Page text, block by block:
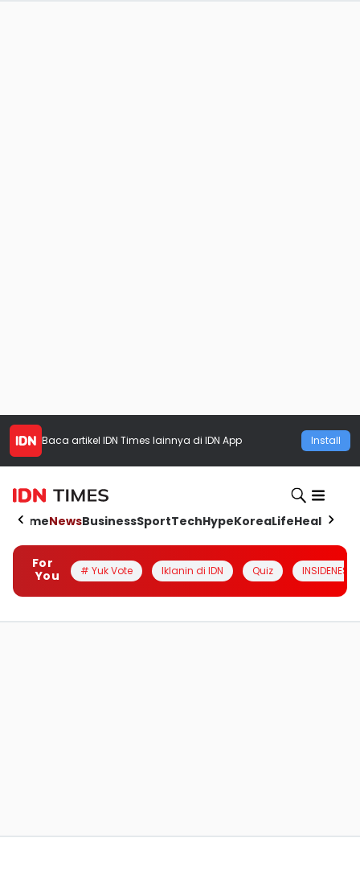
Baca artikel IDN Times lainnya di IDN App Install
HomeNewsBusinessSportTechHypeKoreaLifeHealth
For
You
# Yuk Vote Iklanin di IDN Quiz INSIDENESIA